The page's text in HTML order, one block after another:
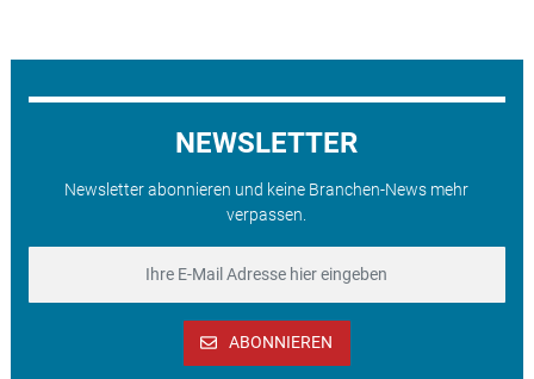
NEWSLETTER
Newsletter abonnieren und keine Branchen-News mehr
verpassen.
ABONNIEREN